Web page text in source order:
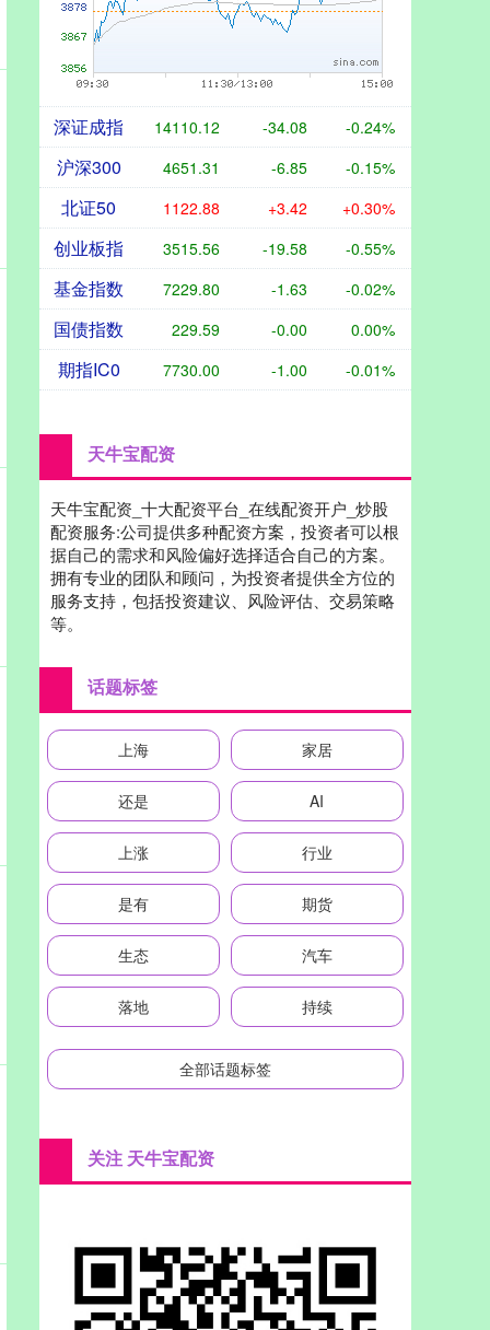
深证成指 14110.12 -34.08 -0.24%
沪深300 4651.31 -6.85 -0.15%
北证50 1122.88 +3.42 +0.30%
创业板指 3515.56 -19.58 -0.55%
基金指数 7229.80 -1.63 -0.02%
国债指数 229.59 -0.00 0.00%
期指IC0 7730.00 -1.00 -0.01%
天牛宝配资
天牛宝配资_十大配资平台_在线配资开户_炒股
配资服务:公司提供多种配资方案，投资者可以根
据自己的需求和风险偏好选择适合自己的方案。
拥有专业的团队和顾问，为投资者提供全方位的
服务支持，包括投资建议、风险评估、交易策略
等。
话题标签
上海 家居
还是 AI
上涨 行业
是有 期货
生态 汽车
落地 持续
全部话题标签
关注 天牛宝配资